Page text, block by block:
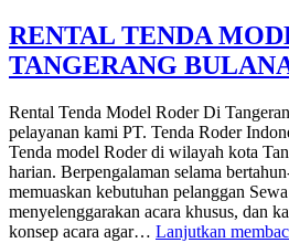
RENTAL TENDA
TANGERANG
Rental Tenda Model Roder Di
pelayanan kami PT. Tenda Roder
Tenda model Roder di wilayah kota
harian. Berpengalaman selama
memuaskan kebutuhan pelanggan
menyelenggarakan acara khusus, dan
konsep acara agar… Lanjutkan